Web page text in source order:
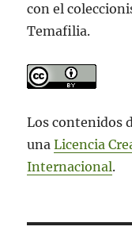
con el
Temafilia.
Los contenidos
unaLicencia
Internacional.